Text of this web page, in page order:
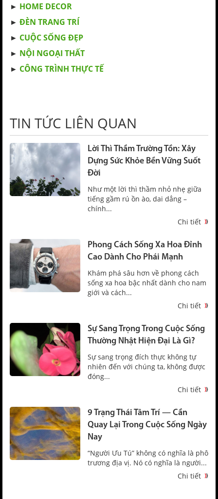
► HOME DECOR
► ĐÈN TRANG TRÍ
► CUỘC SỐNG ĐẸP
► NỘI NGOẠI THẤT
► CÔNG TRÌNH THỰC TẾ
TIN TỨC LIÊN QUAN
Lời Thì Thầm Trường Tồn: Xây
Dựng Sức Khỏe Bền Vững Suốt
Đời
Như một lời thì thầm nhỏ nhẹ giữa
tiếng gầm rú ồn ào, dai dẳng –
chính...
Chi tiết
Phong Cách Sống Xa Hoa Đỉnh
Cao Dành Cho Phái Mạnh
Khám phá sâu hơn về phong cách
sống xa hoa bậc nhất dành cho nam
giới và cách...
Chi tiết
Sự Sang Trọng Trong Cuộc Sống
Thường Nhật Hiện Đại Là Gì?
Sự sang trọng đích thực không tự
nhiên đến với chúng ta, không được
đóng...
Chi tiết
9 Trạng Thái Tâm Trí — Cần
Quay Lại Trong Cuộc Sống Ngày
Nay
“Người Ưu Tú” không có nghĩa là phô
trương địa vị. Nó có nghĩa là người...
Chi tiết